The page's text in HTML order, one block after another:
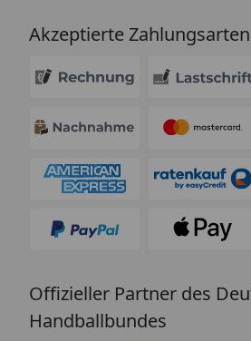
Akzeptierte Zahlungsarten
Offizieller Partner des
Handballbundes